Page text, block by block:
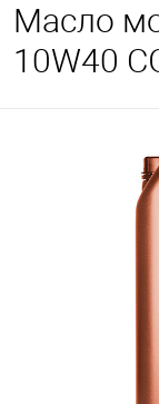
Масло
10W40